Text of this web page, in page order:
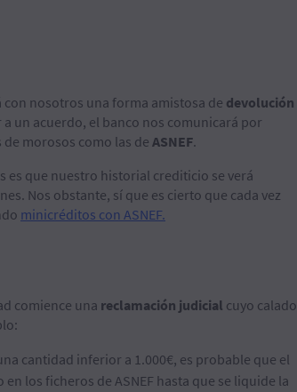
nosotros una forma amistosa de devolución
un acuerdo, el banco nos comunicará por
morosos como las deASNEF.
es que nuestro historial crediticio se verá
Nos obstante, sí que es cierto que cada vez
minicréditos con ASNEF.
comience una reclamación judicial cuyo calado
cantidad inferior a 1.000€, es probable que el
los ficheros de ASNEF hasta que se liquide la